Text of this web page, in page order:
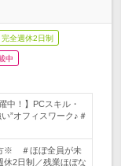
完全週休2日制
中
中！】PCスキル・
”オフィスワーク♪＃
※ ＃ほぼ全員が未
2日制／残業ほぼな